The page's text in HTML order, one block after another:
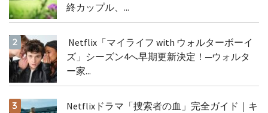
終カップル、...
Netflix「マイライフ with ウォルターボーイ
ズ」シーズン4へ早期更新決定！─ウォルタ
ー家...
Netflixドラマ「捜索者の血」完全ガイド｜キ